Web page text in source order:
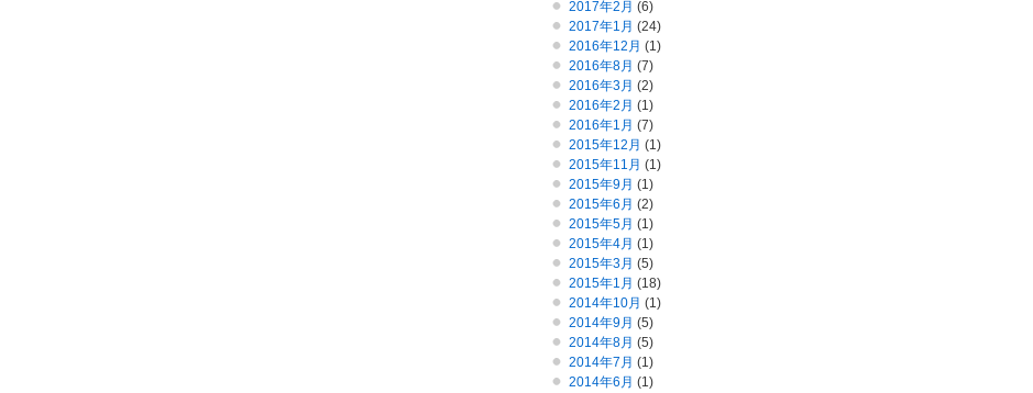
2017年2月 (6)
2017年1月 (24)
2016年12月 (1)
2016年8月 (7)
2016年3月 (2)
2016年2月 (1)
2016年1月 (7)
2015年12月 (1)
2015年11月 (1)
2015年9月 (1)
2015年6月 (2)
2015年5月 (1)
2015年4月 (1)
2015年3月 (5)
2015年1月 (18)
2014年10月 (1)
2014年9月 (5)
2014年8月 (5)
2014年7月 (1)
2014年6月 (1)